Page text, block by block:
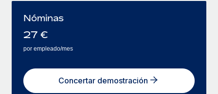
Nóminas
27 €
por empleado/mes
Concertar demostración